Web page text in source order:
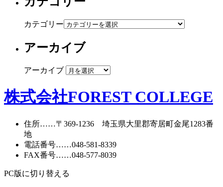
カテゴリー
アーカイブ
アーカイブ
株式会社FOREST COLLEGE
住所……〒369-1236 埼玉県大里郡寄居町金尾1283番
地
電話番号……048-581-8339
FAX番号……048-577-8039
PC版に切り替える